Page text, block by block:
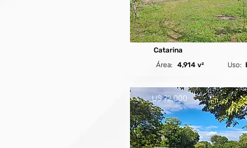
Catarina
Área:
4,914 v² Uso:
U$ 72,000